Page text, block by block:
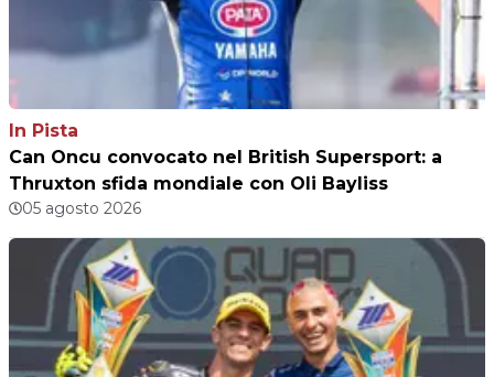
In Pista
Can Oncu convocato nel British Supersport: a
Thruxton sfida mondiale con Oli Bayliss
05 agosto 2026